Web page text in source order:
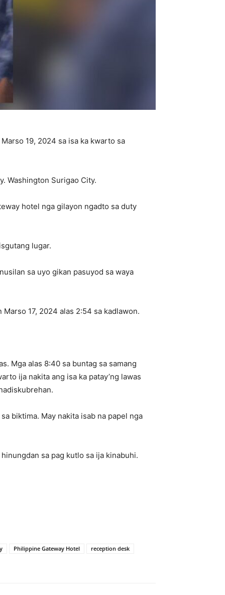
19, 2024 sa isa ka kwarto sa
Washington Surigao City.
hotel nga gilayon ngadto sa duty
lugar.
sa uyo gikan pasuyod sa waya
17, 2024 alas 2:54 sa kadlawon.
Mga alas 8:40 sa buntag sa samang
ija nakita ang isa ka patay’ng lawas
biktima. May nakita isab na papel nga
sa pag kutlo sa ija kinabuhi.
Philippine Gateway Hotel reception desk